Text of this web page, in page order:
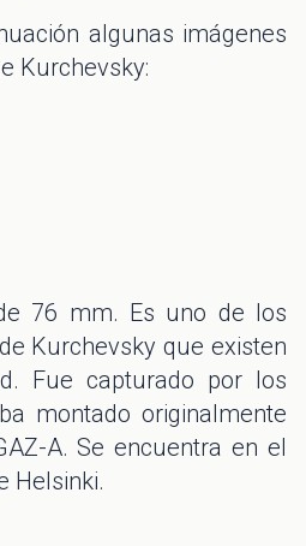
algunas imágenes
Kurchevsky:
76 mm. Es uno de los
Kurchevsky que existen
Fue capturado por los
montado originalmente
A. Se encuentra en el
Helsinki.